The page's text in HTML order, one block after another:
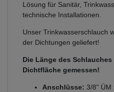
Lösung für Sanitär,
technische Installationen.
Unser Trinkwasserschlauch
der Dichtungen geliefert!
Die Länge des
Dichtfläche gemessen!
Anschlüsse: 3/8" ÜM